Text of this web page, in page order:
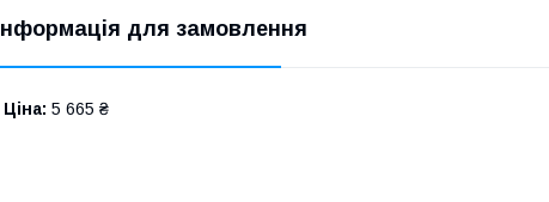
Інформація для замовлення
Ціна: 5 665 ₴